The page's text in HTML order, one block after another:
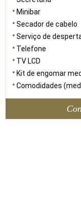
Minibar
Secador de cabelo
Serviço de
Telefone
TV LCD
Kit de engomar
Comodidades